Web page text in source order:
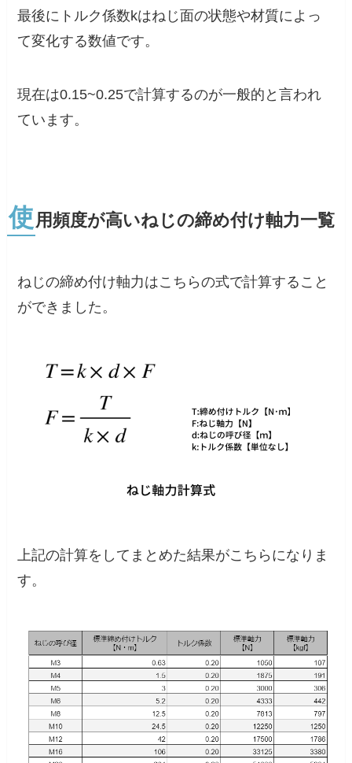
最後に トルク係数kはねじ面の状態や材質によっ
て変化する数値です。
現在は0.15~0.25で計算するのが一般的と言われ
ています。
使用頻度が高いねじの締め付け軸力一覧
ねじの締め付け軸力はこちらの式で計算すること
ができました。
上記の計算をしてまとめた結果がこちらになりま
す。